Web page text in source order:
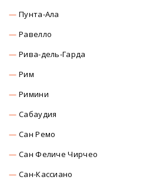
Пунта-Ала
Равелло
Рива-дель-Гарда
Рим
Римини
Сабаудия
Сан Ремо
Сан Феличе Чирчео
Сан-Кассиано